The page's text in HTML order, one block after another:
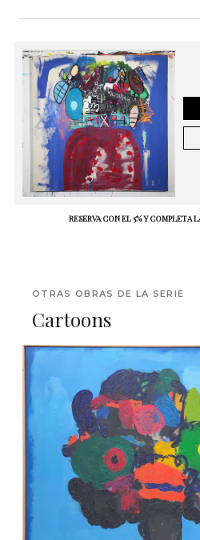
RESERVA CON EL 5% Y COMPLETA
OTRAS OBRAS DE LA SERIE
Cartoons